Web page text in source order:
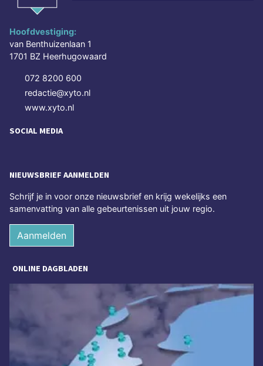
Hoofdvestiging:
van Benthuizenlaan 1
1701 BZ Heerhugowaard
072 8200 600
redactie@xyto.nl
www.xyto.nl
SOCIAL MEDIA
NIEUWSBRIEF AANMELDEN
Schrijf je in voor onze nieuwsbrief en krijg wekelijks een
samenvatting van alle gebeurtenissen uit jouw regio.
Aanmelden
ONLINE DAGBLADEN